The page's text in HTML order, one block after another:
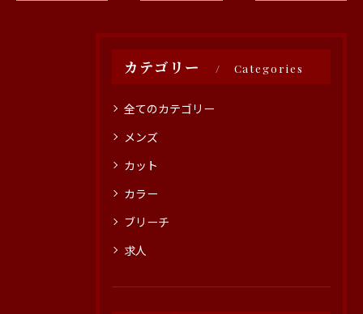
カテゴリー Categories
全てのカテゴリー
メンズ
カット
カラー
ブリーチ
求人